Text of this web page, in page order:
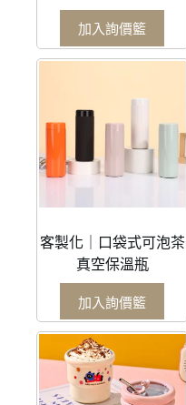
加入詢價籃
客製化｜口袋式可泡茶
真空保溫瓶
加入詢價籃